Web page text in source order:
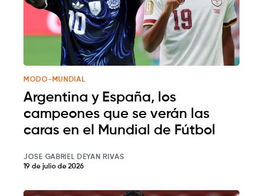
MODO-MUNDIAL
Argentina y España, los
campeones que se verán las
caras en el Mundial de Fútbol
JOSE GABRIEL DEYAN RIVAS
19 de julio de 2026